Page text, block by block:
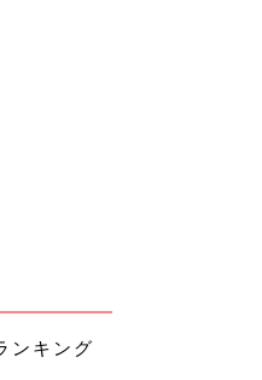
ンキング